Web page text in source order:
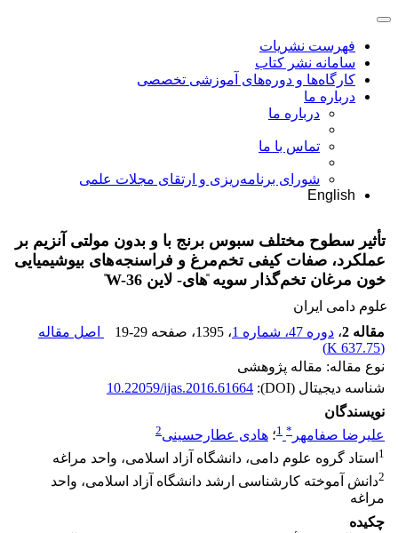
فهرست نشریات
سامانه نشر کتاب
کارگاه‌ها و دوره‌های آموزشی تخصصی
درباره ما
درباره ما
تماس با ما
شورای برنامه‌ریزی و ارتقای مجلات علمی
English
تأثیر سطوح مختلف سبوس برنج با و بدون مولتی آنزیم بر
عملکرد، صفات کیفی تخم‌مرغ و فراسنجه‌های بیوشیمیایی
خون مرغان تخم‌گذار سویه ̎های- لاین W-36 ̎
علوم دامی ایران
مقاله 2
، دوره 47، شماره 1 ، 1395 ، صفحه 19-29
اصل مقاله
(
637.75 K
)
نوع مقاله: مقاله پژوهشی
شناسه دیجیتال (DOI):
10.22059/ijas.2016.61664
نویسندگان
علیرضا صفامهر *
1؛ هادی عطارحسینی2
1 استاد گروه علوم دامی، دانشگاه آزاد اسلامی، واحد مراغه
2دانش آموخته کارشناسی ارشد دانشگاه آزاد اسلامی، واحد
مراغه
چکیده